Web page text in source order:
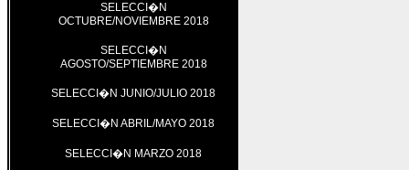
SELECCI�N
OCTUBRE/NOVIEMBRE 2018
SELECCI�N
AGOSTO/SEPTIEMBRE 2018
SELECCI�N JUNIO/JULIO 2018
SELECCI�N ABRIL/MAYO 2018
SELECCI�N MARZO 2018